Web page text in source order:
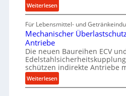
h
r
o
u
s
t
s
t
e
i
g
v
Weiterlesen:
M
a
s
h
i
n
e
n
Für Lebensmittel- und
Mechanischer
Antriebe
Die neuen Baureihen ECV
schützen indirekte Antriebe
Weiterlesen:
M